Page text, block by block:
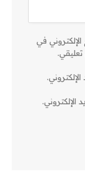
في
الإلكتروني.